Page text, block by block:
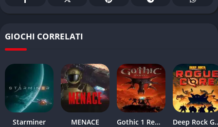
GIOCHI CORRELATI
Starminer MENACE Gothic 1 Remake Deep Rock